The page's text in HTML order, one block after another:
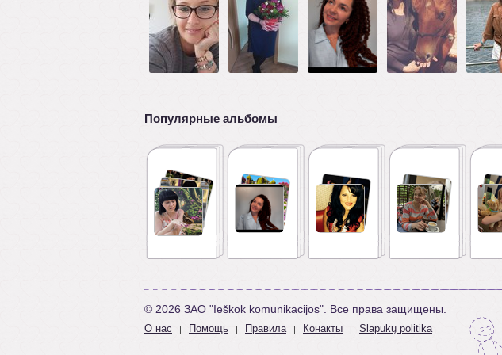
Популярные альбомы
© 2026 ЗАО "Ieškok komunikacijos". Все права защищены.
О нас | Помощь | Правила | Конакты | Slapukų politika